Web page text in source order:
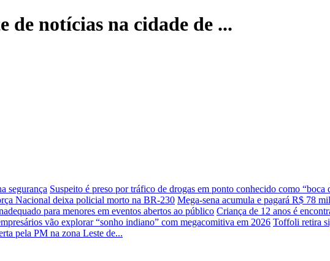
de notícias na cidade de ...
segurança Suspeito é preso por tráfico de drogas em ponto conhecido como “boca
Nacional deixa policial morto na BR-230 Mega-sena acumula e pagará R$ 78
para menores em eventos abertos ao público Criança de 12 anos é
vão explorar “sonho indiano” com megacomitiva em 2026 Toffoli retira
pela PM na zona Leste de...